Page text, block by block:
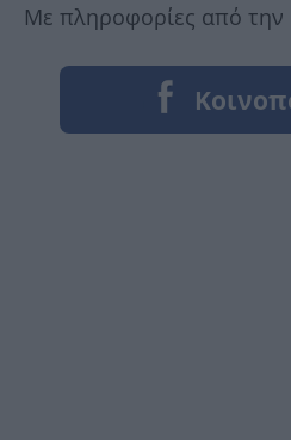
Με πληροφορίες από την